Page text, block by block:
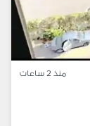
منذ 2 ساعات